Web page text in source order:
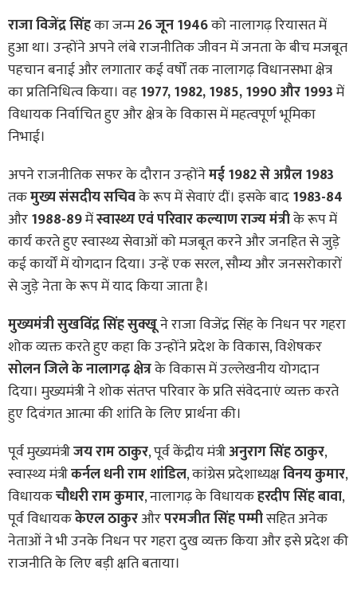
राजा विजेंद्र सिंहका जन्म26 जून 1946को नालागढ़ रियासत में
हुआ था। उन्होंने अपने लंबे राजनीतिक जीवन में जनता के बीच मजबूत
पहचान बनाई और लगातार कई वर्षों तक नालागढ़ विधानसभा क्षेत्र
का प्रतिनिधित्व किया। वह1977, 1982, 1985, 1990 और 1993में
विधायक निर्वाचित हुए और क्षेत्र के विकास में महत्वपूर्ण भूमिका
निभाई।
अपने राजनीतिक सफर के दौरान उन्होंनेमई 1982 से अप्रैल 1983
तकमुख्य संसदीय सचिवके रूप में सेवाएं दीं। इसके बाद1983-84
और1988-89मेंस्वास्थ्य एवं परिवार कल्याण राज्य मंत्रीके रूप में
कार्य करते हुए स्वास्थ्य सेवाओं को मजबूत करने और जनहित से जुड़े
कई कार्यों में योगदान दिया। उन्हें एक सरल, सौम्य और जनसरोकारों
से जुड़े नेता के रूप में याद किया जाता है।
मुख्यमंत्री सुखविंद्र सिंह सुक्खूने राजा विजेंद्र सिंह के निधन पर गहरा
शोक व्यक्त करते हुए कहा कि उन्होंने प्रदेश के विकास, विशेषकर
सोलन जिले के नालागढ़ क्षेत्रके विकास में उल्लेखनीय योगदान
दिया। मुख्यमंत्री ने शोक संतप्त परिवार के प्रति संवेदनाएं व्यक्त करते
हुए दिवंगत आत्मा की शांति के लिए प्रार्थना की।
पूर्व मुख्यमंत्रीजय राम ठाकुर, पूर्व केंद्रीय मंत्रीअनुराग सिंह ठाकुर,
स्वास्थ्य मंत्रीकर्नल धनी राम शांडिल, कांग्रेस प्रदेशाध्यक्षविनय कुमार,
विधायकचौधरी राम कुमार, नालागढ़ के विधायकहरदीप सिंह बावा,
पूर्व विधायककेएल ठाकुरऔरपरमजीत सिंह पम्मीसहित अनेक
नेताओं ने भी उनके निधन पर गहरा दुख व्यक्त किया और इसे प्रदेश की
राजनीति के लिए बड़ी क्षति बताया।